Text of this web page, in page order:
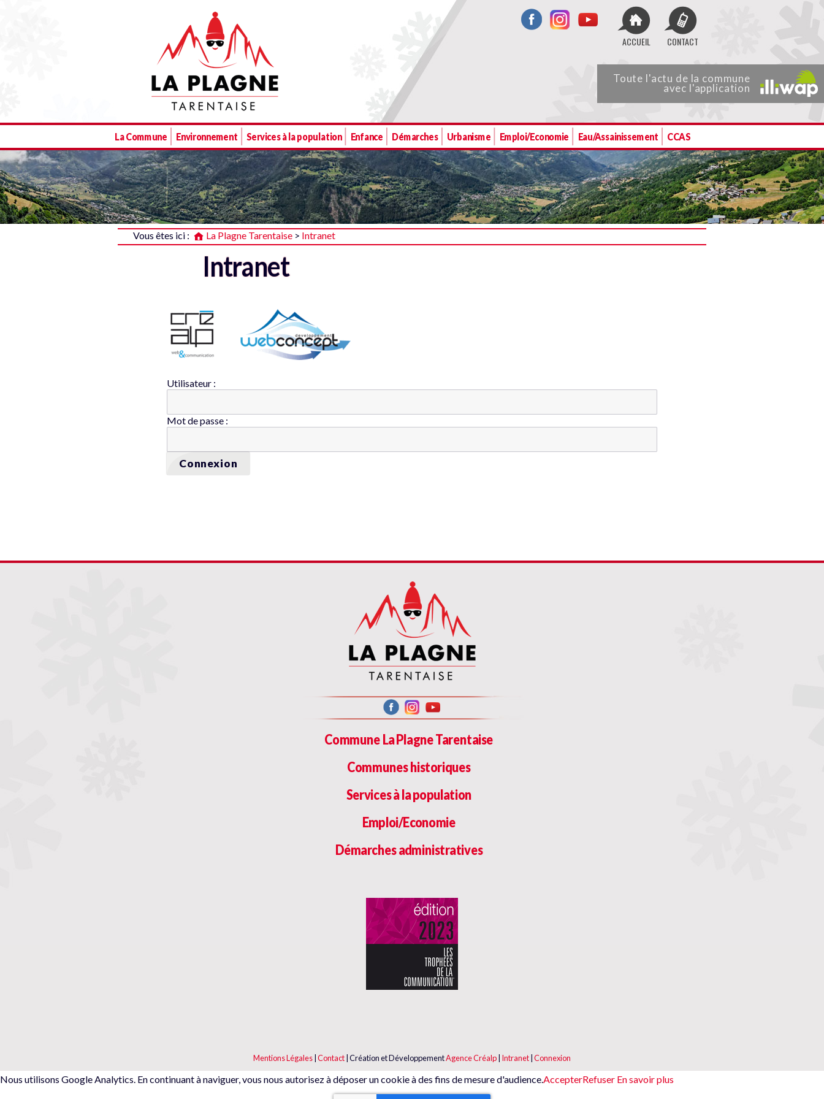
La Plagne Tarentaise
ACCUEIL CONTACT
Toute l'actu de la commune
avec l'application
La Commune Environnement Services à la population Enfance Démarches Urbanisme Emploi/Economie Eau/Assainissement CCAS
Vous êtes ici : La Plagne Tarentaise > Intranet
Intranet
Utilisateur :
Mot de passe :
Commune La Plagne Tarentaise
Communes historiques
Services à la population
Emploi/Economie
Démarches administratives
Mentions Légales Contact Création et DéveloppementAgence Créalp Intranet Connexion
Nous utilisons Google Analytics. En continuant à naviguer, vous nous autorisez à déposer un cookie à des fins de mesure d'audience.AccepterRefuser En savoir plus